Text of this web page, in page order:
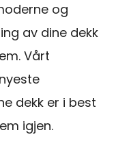
og
av dine dekk
Vårt
dekk er i best
igjen.